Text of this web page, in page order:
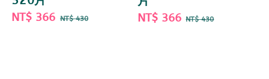
Sale
NT$ 366 Regular
NT$ 430
Sale
NT$ 366 Regular
NT$ 430